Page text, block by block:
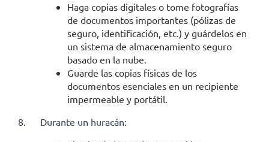
Haga copias digitales o tome fotografías
de documentos importantes (pólizas de
seguro, identificación, etc.) y guárdelos en
un sistema de almacenamiento seguro
basado en la nube.
Guarde las copias físicas de los
documentos esenciales en un recipiente
impermeable y portátil.
8.
Durante un huracán: